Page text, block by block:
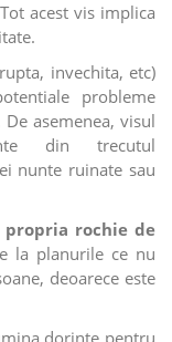
acest vis implica
invechita, etc)
probleme
asemenea, visul
din trecutul
nunte ruinate sau
rochie de
la planurile ce nu
deoarece este
dorinte pentru